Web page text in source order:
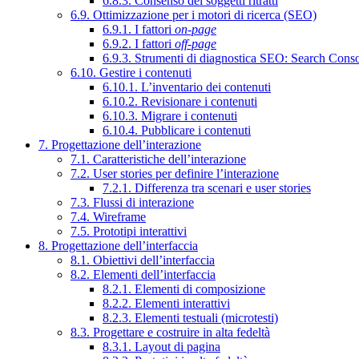
6.9. Ottimizzazione per i motori di ricerca (SEO)
6.9.1. I fattori on-page
6.9.2. I fattori off-page
6.9.3. Strumenti di diagnostica SEO: Search
6.10. Gestire i contenuti
6.10.1. L’inventario dei contenuti
6.10.2. Revisionare i contenuti
6.10.3. Migrare i contenuti
6.10.4. Pubblicare i contenuti
7. Progettazione dell’interazione
7.1. Caratteristiche dell’interazione
7.2. User stories per definire l’interazione
7.2.1. Differenza tra scenari e user stories
7.3. Flussi di interazione
7.4. Wireframe
7.5. Prototipi interattivi
8. Progettazione dell’interfaccia
8.1. Obiettivi dell’interfaccia
8.2. Elementi dell’interfaccia
8.2.1. Elementi di composizione
8.2.2. Elementi interattivi
8.2.3. Elementi testuali (microtesti)
8.3. Progettare e costruire in alta fedeltà
8.3.1. Layout di pagina